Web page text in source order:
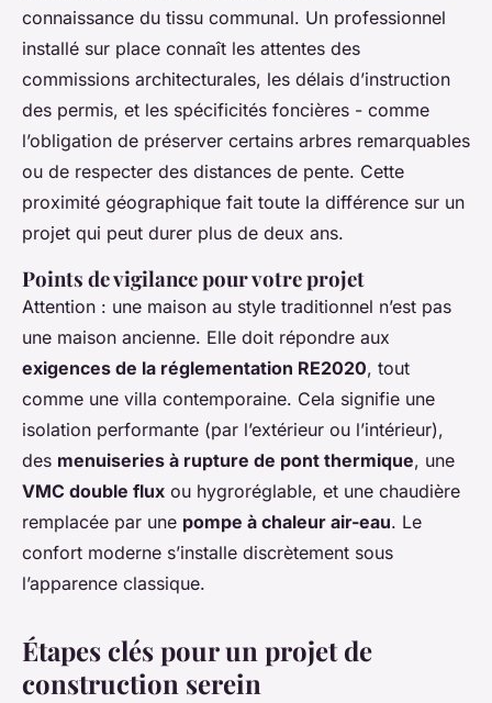
connaissance du tissu communal. Un professionnel
installé sur place connaît les attentes des
commissions architecturales, les délais d’instruction
des permis, et les spécificités foncières - comme
l’obligation de préserver certains arbres remarquables
ou de respecter des distances de pente. Cette
proximité géographique fait toute la différence sur un
projet qui peut durer plus de deux ans.
Points de vigilance pour votre projet
Attention : une maison au style traditionnel n’est pas
une maison ancienne. Elle doit répondre aux
exigences de la réglementation RE2020, tout
comme une villa contemporaine. Cela signifie une
isolation performante (par l’extérieur ou l’intérieur),
des menuiseries à rupture de pont thermique, une
VMC double flux ou hygroréglable, et une chaudière
remplacée par une pompe à chaleur air-eau. Le
confort moderne s’installe discrètement sous
l’apparence classique.
Étapes clés pour un projet de
construction serein